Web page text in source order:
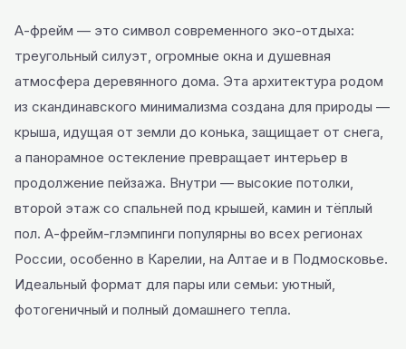
А-фрейм — это символ современного эко-отдыха:
треугольный силуэт, огромные окна и душевная
атмосфера деревянного дома. Эта архитектура родом
из скандинавского минимализма создана для природы —
крыша, идущая от земли до конька, защищает от снега,
а панорамное остекление превращает интерьер в
продолжение пейзажа. Внутри — высокие потолки,
второй этаж со спальней под крышей, камин и тёплый
пол. А-фрейм-глэмпинги популярны во всех регионах
России, особенно в Карелии, на Алтае и в Подмосковье.
Идеальный формат для пары или семьи: уютный,
фотогеничный и полный домашнего тепла.